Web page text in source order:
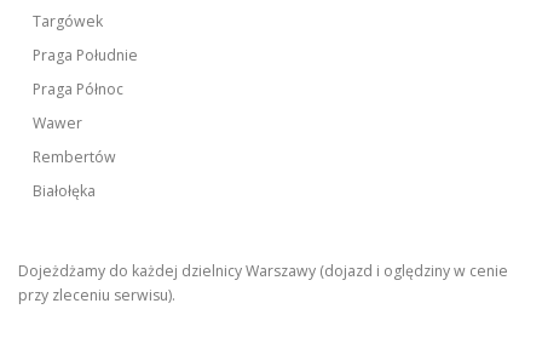
Targówek
Praga Południe
Praga Północ
Wawer
Rembertów
Białołęka
Dojeżdżamy do każdej dzielnicy Warszawy (dojazd i oględziny w cenie
przy zleceniu serwisu).